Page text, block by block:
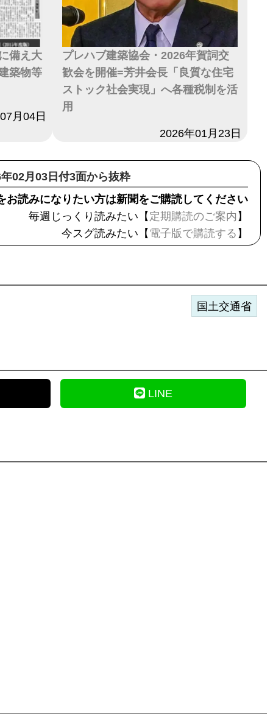
備え大
築物等
月04日
プレハブ建築協会・2026年賀詞交
歓会を開催=芳井会長「良質な住宅
ストック社会実現」へ各種税制を活
用
2026年01月23日
02月03日付3面から抜粋
お読みになりたい方は新聞をご購読してください
毎週じっくり読みたい【 定期購読のご案内 】
今スグ読みたい【 電子版で購読する 】
国土交通省
LINE